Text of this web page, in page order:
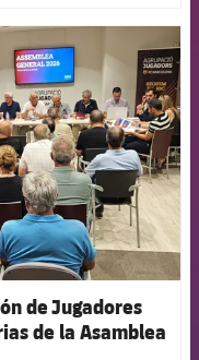
badge
de Jugadores
de la Asamblea